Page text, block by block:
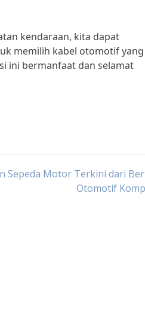
kendaraan, kita dapat
memilih kabel otomotif yang
ini bermanfaat dan selamat
Sepeda Motor Terkini dari
Otomotif